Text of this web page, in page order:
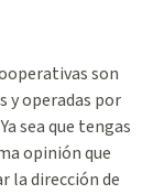
son
y operadas por
sea que tengas
opinión que
la dirección de